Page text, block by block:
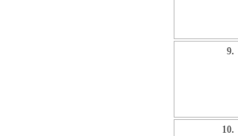
9.
10.